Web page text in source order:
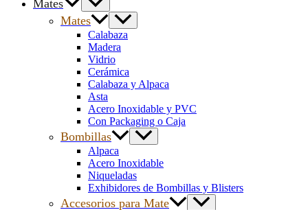
Mates
Mates
Calabaza
Madera
Vidrio
Cerámica
Calabaza y Alpaca
Asta
Acero Inoxidable y PVC
Con Packaging o Caja
Bombillas
Alpaca
Acero Inoxidable
Niqueladas
Exhibidores de Bombillas y Blisters
Accesorios para Mate